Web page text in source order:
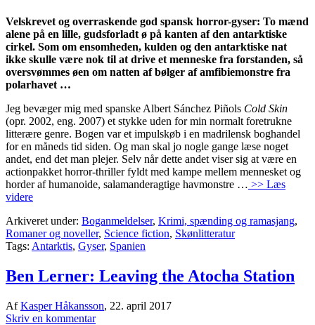
Velskrevet og overraskende god spansk horror-gyser: To mænd
alene på en lille, gudsforladt ø på kanten af den antarktiske
cirkel. Som om ensomheden, kulden og den antarktiske nat
ikke skulle være nok til at drive et menneske fra forstanden, så
oversvømmes øen om natten af bølger af amfibiemonstre fra
polarhavet …
Jeg bevæger mig med spanske Albert Sánchez Piñols Cold Skin
(opr. 2002, eng. 2007) et stykke uden for min normalt foretrukne
litterære genre. Bogen var et impulskøb i en madrilensk boghandel
for en måneds tid siden. Og man skal jo nogle gange læse noget
andet, end det man plejer. Selv når dette andet viser sig at være en
actionpakket horror-thriller fyldt med kampe mellem mennesket og
horder af humanoide, salamanderagtige havmonstre … >> Læs
videre
Arkiveret under: Boganmeldelser, Krimi, spænding og ramasjang,
Romaner og noveller, Science fiction, Skønlitteratur
Tags: Antarktis, Gyser, Spanien
Ben Lerner: Leaving the Atocha Station
AfKasper Håkansson, 22. april 2017
Skriv en kommentar